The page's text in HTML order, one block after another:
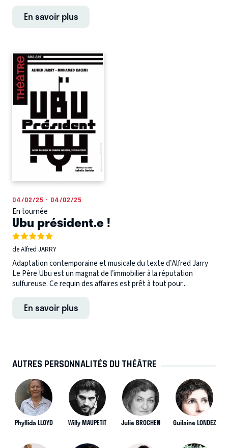
En savoir plus
04/02/25 - 04/02/25
En tournée
Ubu président.e !
de Alfred JARRY
Adaptation contemporaine et musicale du texte d’Alfred Jarry
Le Père Ubu est un magnat de l’immobilier à la réputation
sulfureuse. Ce requin des affaires est prêt à tout pour...
En savoir plus
AUTRES PERSONNALITÉS DU THÉÂTRE
Phyllida LLOYD Willy MAUPETIT Julie BROCHEN Guilaine LONDEZ